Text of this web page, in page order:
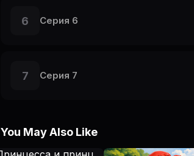
6 Серия 6
7 Серия 7
You May Also Like